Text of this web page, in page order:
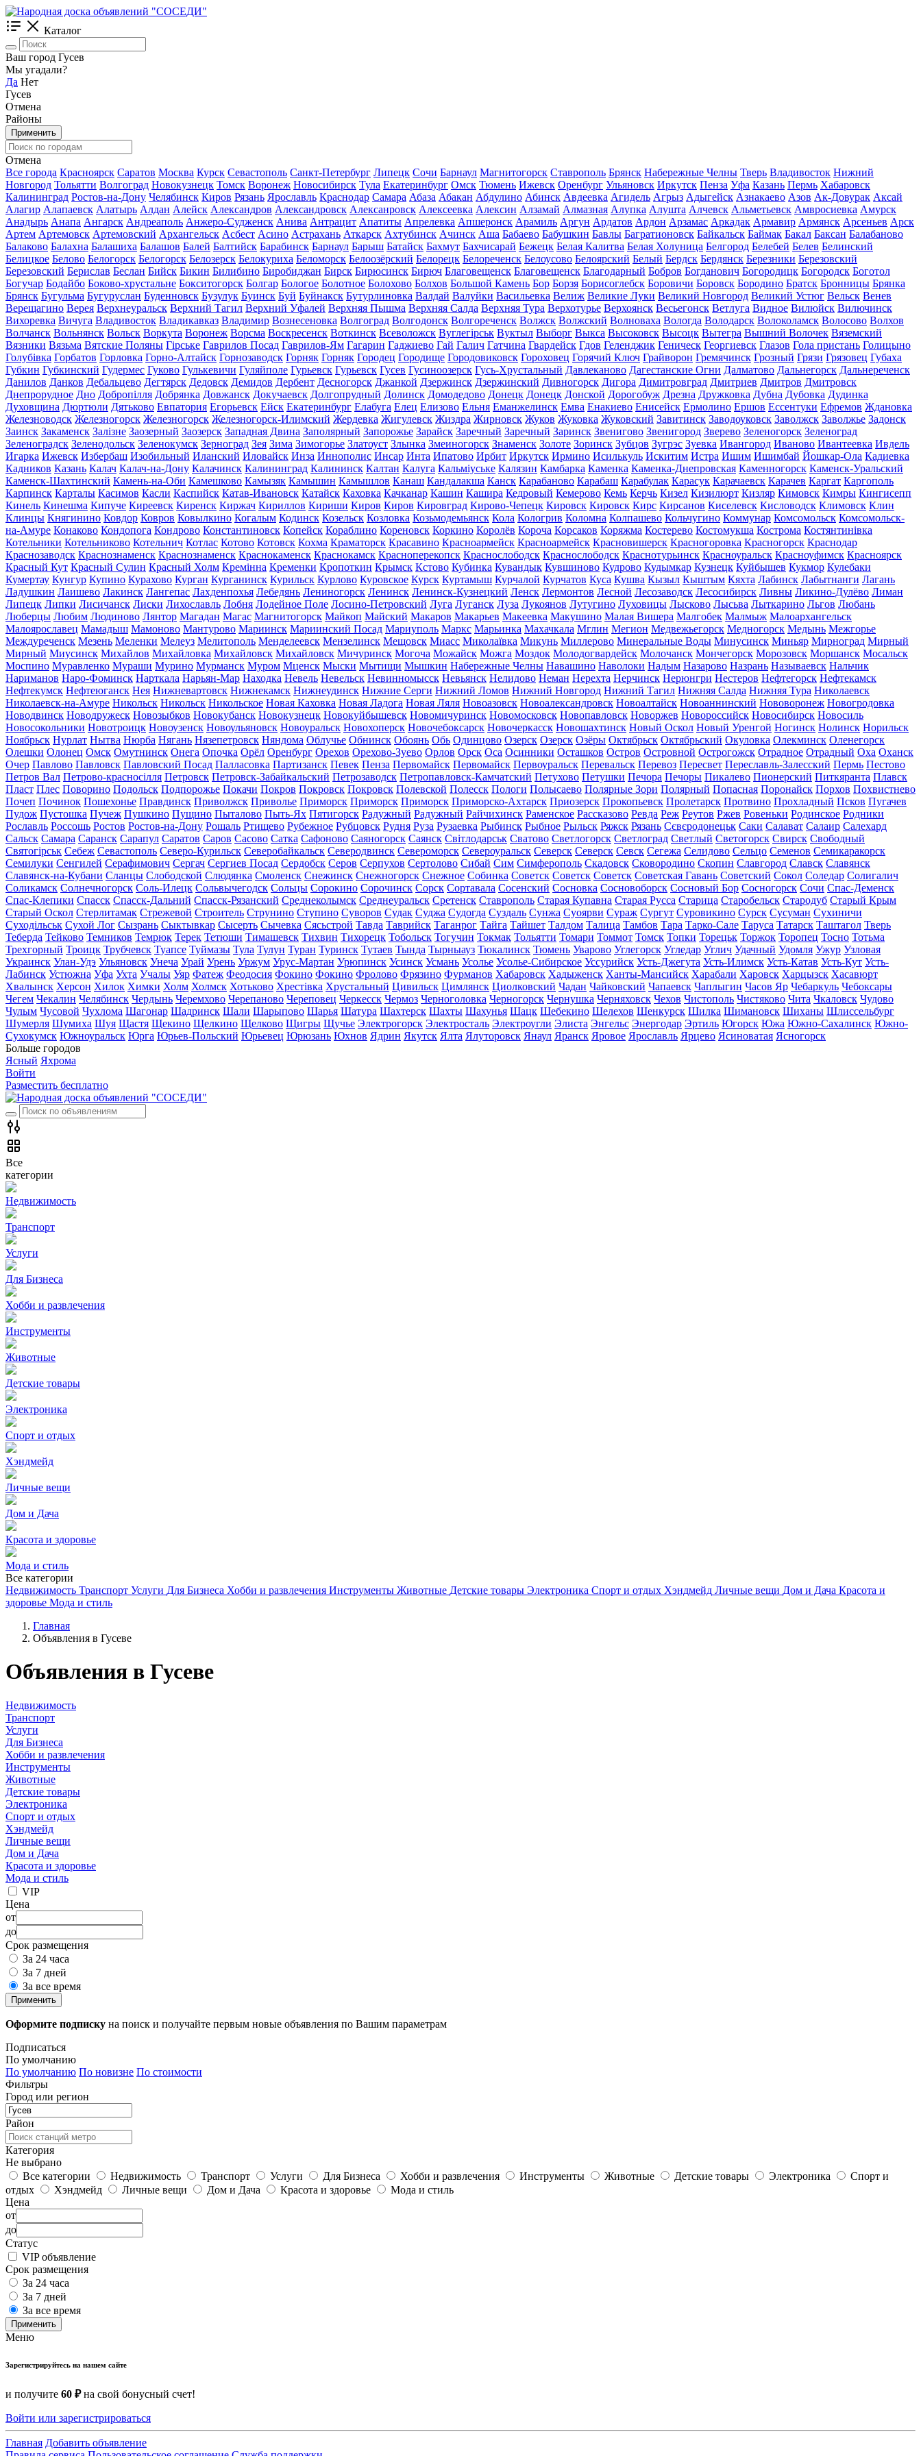
Каталог
Ваш город Гусев
Мы угадали?
Да Нет
Гусев
Отмена
Районы
Применить
Отмена
Все города Красноярск Саратов Москва Курск Севастополь Санкт-Петербург Липецк Сочи Барнаул Магнитогорск Ставрополь Брянск Набережные Челны Тверь Владивосток Нижний
Новгород Тольятти Волгоград Новокузнецк Томск Воронеж Новосибирск Тула Екатеринбург Омск Тюмень Ижевск Оренбург Ульяновск Иркутск Пенза Уфа Казань Пермь Хабаровск
Калининград Ростов-на-Дону Челябинск Киров Рязань Ярославль Краснодар Самара Абаза Абакан Абдулино Абинск Авдеевка Агидель Агрыз Адыгейск Азнакаево Азов Ак-Довурак Аксай
Алагир Алапаевск Алатырь Алдан Алейск Александров Александровск Алексанровск Алексеевка Алексин Алзамай Алмазная Алупка Алушта Алчевск Альметьевск Амвросиевка Амурск
Анадырь Анапа Ангарск Андреаполь Анжеро-Судженск Анива Антрацит Апатиты Апрелевка Апшеронск Арамиль Аргун Ардатов Ардон Арзамас Аркадак Армавир Армянск Арсеньев Арск
Артем Артемовск Артемовский Архангельск Асбест Асино Астрахань Аткарск Ахтубинск Ачинск Аша Бабаево Бабушкин Бавлы Багратионовск Байкальск Баймак Бакал Баксан Балабаново
Балаково Балахна Балашиха Балашов Балей Балтийск Барабинск Барнаул Барыш Батайск Бахмут Бахчисарай Бежецк Белая Калитва Белая Холуница Белгород Белебей Белев Белинский
Белицкое Белово Белогорск Белогорск Белозерск Белокуриха Беломорск Белоозёрский Белорецк Белореченск Белоусово Белоярский Белый Бердск Бердянск Березники Березовский
Березовский Берислав Беслан Бийск Бикин Билибино Биробиджан Бирск Бирюсинск Бирюч Благовещенск Благовещенск Благодарный Бобров Богданович Богородицк Богородск Боготол
Богучар Бодайбо Боково-хрустальне Бокситогорск Болгар Бологое Болотное Болохово Болхов Большой Камень Бор Борзя Борисоглебск Боровичи Боровск Бородино Братск Бронницы Брянка
Брянск Бугульма Бугуруслан Буденновск Бузулук Буинск Буй Буйнакск Бутурлиновка Валдай Валуйки Васильевка Велиж Великие Луки Великий Новгород Великий Устюг Вельск Венев
Верещагино Верея Верхнеуральск Верхний Тагил Верхний Уфалей Верхняя Пышма Верхняя Салда Верхняя Тура Верхотурье Верхоянск Весьегонск Ветлуга Видное Вилюйск Вилючинск
Вихоревка Вичуга Владивосток Владикавказ Владимир Вознесеновка Волгоград Волгодонск Волгореченск Волжск Волжский Волноваха Вологда Володарск Волоколамск Волосово Волхов
Волчанск Вольнянск Вольск Воркута Воронеж Ворсма Воскресенск Воткинск Всеволожск Вуглегірськ Вуктыл Выборг Выкса Высоковск Высоцк Вытегра Вышний Волочек Вяземский
Вязники Вязьма Вятские Поляны Гірське Гаврилов Посад Гаврилов-Ям Гагарин Гаджиево Гай Галич Гатчина Гвардейск Гдов Геленджик Геническ Георгиевск Глазов Гола пристань Голицыно
Голубівка Горбатов Горловка Горно-Алтайск Горнозаводск Горняк Горняк Городец Городище Городовиковск Гороховец Горячий Ключ Грайворон Гремячинск Грозный Грязи Грязовец Губаха
Губкин Губкинский Гудермес Гуково Гулькевичи Гуляйполе Гурьевск Гурьевск Гусев Гусиноозерск Гусь-Хрустальный Давлеканово Дагестанские Огни Далматово Дальнегорск Дальнереченск
Данилов Данков Дебальцево Дегтярск Дедовск Демидов Дербент Десногорск Джанкой Дзержинск Дзержинский Дивногорск Дигора Димитровград Дмитриев Дмитров Дмитровск
Днепрорудное Дно Добропілля Добрянка Довжанск Докучаевск Долгопрудный Долинск Домодедово Донецк Донецк Донской Дорогобуж Дрезна Дружковка Дубна Дубовка Дудинка
Духовщина Дюртюли Дятьково Евпатория Егорьевск Ейск Екатеринбург Елабуга Елец Елизово Ельня Еманжелинск Емва Енакиево Енисейск Ермолино Ершов Ессентуки Ефремов Ждановка
Железноводск Железногорск Железногорск Железногорск-Илимский Жердевка Жигулевск Жиздра Жирновск Жуков Жуковка Жуковский Завитинск Заводоуковск Заволжск Заволжье Задонск
Заинск Закаменск Залізне Заозерный Заозерск Западная Двина Заполярный Запорожье Зарайск Заречный Заречный Заринск Звенигово Звенигород Зверево Зеленогорск Зеленоград
Зеленоградск Зеленодольск Зеленокумск Зерноград Зея Зима Зимогорье Златоуст Злынка Змеиногорск Знаменск Золоте Зоринск Зубцов Зугрэс Зуевка Ивангород Иваново Ивантеевка Ивдель
Игарка Ижевск Избербаш Изобильный Иланский Иловайск Инза Иннополис Инсар Инта Ипатово Ирбит Иркутск Ирмино Исилькуль Искитим Истра Ишим Ишимбай Йошкар-Ола Кадиевка
Кадников Казань Калач Калач-на-Дону Калачинск Калининград Калининск Калтан Калуга Кальміуське Калязин Камбарка Каменка Каменка-Днепровская Каменногорск Каменск-Уральский
Каменск-Шахтинский Камень-на-Оби Камешково Камызяк Камышин Камышлов Канаш Кандалакша Канск Карабаново Карабаш Карабулак Карасук Карачаевск Карачев Каргат Каргополь
Карпинск Карталы Касимов Касли Каспийск Катав-Ивановск Катайск Каховка Качканар Кашин Кашира Кедровый Кемерово Кемь Керчь Кизел Кизилюрт Кизляр Кимовск Кимры Кингисепп
Кинель Кинешма Кипуче Киреевск Киренск Киржач Кириллов Кириши Киров Киров Кировград Кирово-Чепецк Кировск Кировск Кирс Кирсанов Киселевск Кисловодск Климовск Клин
Клинцы Княгинино Ковдор Ковров Ковылкино Когалым Кодинск Козельск Козловка Козьмодемьянск Кола Кологрив Коломна Колпашево Кольчугино Коммунар Комсомольск Комсомольск-
на-Амуре Конаково Кондопога Кондрово Константиновск Копейск Кораблино Кореновск Коркино Королёв Короча Корсаков Коряжма Костерево Костомукша Кострома Костянтинівка
Котельники Котельниково Котельнич Котлас Котово Котовск Кохма Краматорск Красавино Красноармейск Красноармейск Красновишерск Красногоровка Красногорск Краснодар
Краснозаводск Краснознаменск Краснознаменск Краснокаменск Краснокамск Красноперекопск Краснослободск Краснослободск Краснотурьинск Красноуральск Красноуфимск Красноярск
Красный Кут Красный Сулин Красный Холм Кремінна Кременки Кропоткин Крымск Кстово Кубинка Кувандык Кувшиново Кудрово Кудымкар Кузнецк Куйбышев Кукмор Кулебаки
Кумертау Кунгур Купино Курахово Курган Курганинск Курильск Курлово Куровское Курск Куртамыш Курчалой Курчатов Куса Кушва Кызыл Кыштым Кяхта Лабинск Лабытнанги Лагань
Ладушкин Лаишево Лакинск Лангепас Лахденпохья Лебедянь Лениногорск Ленинск Ленинск-Кузнецкий Ленск Лермонтов Лесной Лесозаводск Лесосибирск Ливны Ликино-Дулёво Лиман
Липецк Липки Лисичанск Лиски Лихославль Лобня Лодейное Поле Лосино-Петровский Луга Луганск Луза Лукоянов Лутугино Луховицы Лысково Лысьва Лыткарино Льгов Любань
Люберцы Любим Людиново Лянтор Магадан Магас Магнитогорск Майкоп Майский Макаров Макарьев Макеевка Макушино Малая Вишера Малгобек Малмыж Малоархангельск
Малоярославец Мамадыш Мамоново Мантурово Мариинск Мариинский Посад Мариуполь Маркс Марьинка Махачкала Мглин Мегион Медвежьегорск Медногорск Медынь Межгорье
Междуреченск Мезень Меленки Мелеуз Мелитополь Менделеевск Мензелинск Мещовск Миасс Миколаївка Микунь Миллерово Минеральные Воды Минусинск Миньяр Мирноград Мирный
Мирный Миусинск Михайлов Михайловка Михайловск Михайловск Мичуринск Могоча Можайск Можга Моздок Молодогвардейск Молочанск Мончегорск Морозовск Моршанск Мосальск
Моспино Муравленко Мураши Мурино Мурманск Муром Мценск Мыски Мытищи Мышкин Набережные Челны Навашино Наволоки Надым Назарово Назрань Называевск Нальчик
Нариманов Наро-Фоминск Нарткала Нарьян-Мар Находка Невель Невельск Невинномысск Невьянск Нелидово Неман Нерехта Нерчинск Нерюнгри Нестеров Нефтегорск Нефтекамск
Нефтекумск Нефтеюганск Нея Нижневартовск Нижнекамск Нижнеудинск Нижние Серги Нижний Ломов Нижний Новгород Нижний Тагил Нижняя Салда Нижняя Тура Николаевск
Николаевск-на-Амуре Никольск Никольск Никольское Новая Каховка Новая Ладога Новая Ляля Новоазовск Новоалександровск Новоалтайск Новоаннинский Нововоронеж Новогродовка
Новодвинск Новодружеск Новозыбков Новокубанск Новокузнецк Новокуйбышевск Новомичуринск Новомосковск Новопавловск Новоржев Новороссийск Новосибирск Новосиль
Новосокольники Новотроицк Новоузенск Новоульяновск Новоуральск Новохоперск Новочебоксарск Новочеркасск Новошахтинск Новый Оскол Новый Уренгой Ногинск Нолинск Норильск
Ноябрьск Нурлат Нытва Нюрба Нягань Нязепетровск Няндома Облучье Обнинск Обоянь Обь Одинцово Озерск Озерск Озёры Октябрьск Октябрьский Окуловка Олекминск Оленегорск
Олешки Олонец Омск Омутнинск Онега Опочка Орёл Оренбург Орехов Орехово-Зуево Орлов Орск Оса Осинники Осташков Остров Островной Острогожск Отрадное Отрадный Оха Оханск
Очер Павлово Павловск Павловский Посад Палласовка Партизанск Певек Пенза Первомайск Первомайск Первоуральск Перевальск Перевоз Пересвет Переславль-Залесский Пермь Пестово
Петров Вал Петрово-красносілля Петровск Петровск-Забайкальский Петрозаводск Петропавловск-Камчатский Петухово Петушки Печора Печоры Пикалево Пионерский Питкяранта Плавск
Пласт Плес Поворино Подольск Подпорожье Покачи Покров Покровск Покровск Полевской Полесск Пологи Полысаево Полярные Зори Полярный Попасная Поронайск Порхов Похвистнево
Почеп Починок Пошехонье Правдинск Приволжск Приволье Приморск Приморск Приморск Приморско-Ахтарск Приозерск Прокопьевск Пролетарск Протвино Прохладный Псков Пугачев
Пудож Пустошка Пучеж Пушкино Пущино Пыталово Пыть-Ях Пятигорск Радужный Радужный Райчихинск Раменское Рассказово Ревда Реж Реутов Ржев Ровеньки Родинское Родники
Рославль Россошь Ростов Ростов-на-Дону Рошаль Ртищево Рубежное Рубцовск Рудня Руза Рузаевка Рыбинск Рыбное Рыльск Ряжск Рязань Сєвєродонецьк Саки Салават Салаир Салехард
Сальск Самара Саранск Сарапул Саратов Саров Сасово Сатка Сафоново Саяногорск Саянск Світлодарськ Сватово Светлогорск Светлоград Светлый Светогорск Свирск Свободный
Святогірськ Себеж Севастополь Северо-Курильск Северобайкальск Северодвинск Североморск Североуральск Северск Северск Севск Сегежа Селидово Сельцо Семенов Семикаракорск
Семилуки Сенгилей Серафимович Сергач Сергиев Посад Сердобск Серов Серпухов Сертолово Сибай Сим Симферополь Скадовск Сковородино Скопин Славгород Славск Славянск
Славянск-на-Кубани Сланцы Слободской Слюдянка Смоленск Снежинск Снежногорск Снежное Собинка Советск Советск Советск Советская Гавань Советский Сокол Соледар Солигалич
Соликамск Солнечногорск Соль-Илецк Сольвычегодск Сольцы Сорокино Сорочинск Сорск Сортавала Сосенский Сосновка Сосновоборск Сосновый Бор Сосногорск Сочи Спас-Деменск
Спас-Клепики Спасск Спасск-Дальний Спасск-Рязанский Среднеколымск Среднеуральск Сретенск Ставрополь Старая Купавна Старая Русса Старица Старобельск Стародуб Старый Крым
Старый Оскол Стерлитамак Стрежевой Строитель Струнино Ступино Суворов Судак Суджа Судогда Суздаль Сунжа Суоярви Сураж Сургут Суровикино Сурск Сусуман Сухиничи
Суходільськ Сухой Лог Сызрань Сыктывкар Сысерть Сычевка Сясьстрой Тавда Таврийск Таганрог Тайга Тайшет Талдом Талица Тамбов Тара Тарко-Сале Таруса Татарск Таштагол Тверь
Теберда Тейково Темников Темрюк Терек Тетюши Тимашевск Тихвин Тихорецк Тобольск Тогучин Токмак Тольятти Томари Томмот Томск Топки Торецьк Торжок Торопец Тосно Тотьма
Трехгорный Троицк Трубчевск Туапсе Туймазы Тула Тулун Туран Туринск Тутаев Тында Тырныауз Тюкалинск Тюмень Уварово Углегорск Угледар Углич Удачный Удомля Ужур Узловая
Украинск Улан-Удэ Ульяновск Унеча Урай Урень Уржум Урус-Мартан Урюпинск Усинск Усмань Усолье Усолье-Сибирское Уссурийск Усть-Джегута Усть-Илимск Усть-Катав Усть-Кут Усть-
Лабинск Устюжна Уфа Ухта Учалы Уяр Фатеж Феодосия Фокино Фокино Фролово Фрязино Фурманов Хабаровск Хадыженск Ханты-Мансийск Харабали Харовск Харцызск Хасавюрт
Хвалынск Херсон Хилок Химки Холм Холмск Хотьково Хрестівка Хрустальный Цивильск Цимлянск Циолковский Чадан Чайковский Чапаевск Чаплыгин Часов Яр Чебаркуль Чебоксары
Чегем Чекалин Челябинск Чердынь Черемхово Черепаново Череповец Черкесск Чермоз Черноголовка Черногорск Чернушка Черняховск Чехов Чистополь Чистяково Чита Чкаловск Чудово
Чулым Чусовой Чухлома Шагонар Шадринск Шали Шарыпово Шарья Шатура Шахтерск Шахты Шахунья Шацк Шебекино Шелехов Шенкурск Шилка Шимановск Шиханы Шлиссельбург
Шумерля Шумиха Шуя Щастя Щекино Щелкино Щелково Щигры Щучье Электрогорск Электросталь Электроугли Элиста Энгельс Энергодар Эртиль Югорск Южа Южно-Сахалинск Южно-
Сухокумск Южноуральск Юрга Юрьев-Польский Юрьевец Юрюзань Юхнов Ядрин Якутск Ялта Ялуторовск Янаул Яранск Яровое Ярославль Ярцево Ясиноватая Ясногорск
Больше городов
Ясный Яхрома
Войти
Разместить бесплатно
Все
категории
Недвижимость
Транспорт
Услуги
Для Бизнеса
Хобби и развлечения
Инструменты
Животные
Детские товары
Электроника
Спорт и отдых
Хэндмейд
Личные вещи
Дом и Дача
Красота и здоровье
Мода и стиль
Все категории
Недвижимость Транспорт Услуги Для Бизнеса Хобби и развлечения Инструменты Животные Детские товары Электроника Спорт и отдых Хэндмейд Личные вещи Дом и Дача Красота и
здоровье Мода и стиль
Главная
Объявления в Гусеве
Объявления в Гусеве
Недвижимость
Транспорт
Услуги
Для Бизнеса
Хобби и развлечения
Инструменты
Животные
Детские товары
Электроника
Спорт и отдых
Хэндмейд
Личные вещи
Дом и Дача
Красота и здоровье
Мода и стиль
VIP
Цена
от
до
Срок размещения
За 24 часа
За 7 дней
За все время
Применить
Оформите подписку на поиск и получайте первым новые объявления по Вашим параметрам
Подписаться
По умолчанию
По умолчанию По новизне По стоимости
Фильтры
Город или регион
Район
Категория
Не выбрано
Все категории
Недвижимость Транспорт Услуги Для Бизнеса Хобби и развлечения Инструменты Животные Детские товары Электроника
Спорт и
отдых
Хэндмейд Личные вещи Дом и Дача Красота и здоровье
Мода и стиль
Цена
от
до
Статус
VIP объявление
Срок размещения
За 24 часа
За 7 дней
За все время
Применить
Меню
Зарегистрируйтесь на нашем сайте
и получите 60 ₽на свой бонусный счет!
Войти или зарегистрироваться
Главная Добавить объявление